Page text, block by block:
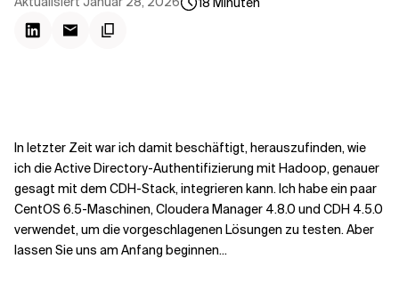
In letzter Zeit war ich damit beschäftigt, herauszufinden, wie
ich die Active Directory-Authentifizierung mit Hadoop, genauer
gesagt mit dem CDH-Stack, integrieren kann. Ich habe ein paar
CentOS 6.5-Maschinen, Cloudera Manager 4.8.0 und CDH 4.5.0
verwendet, um die vorgeschlagenen Lösungen zu testen. Aber
lassen Sie uns am Anfang beginnen...